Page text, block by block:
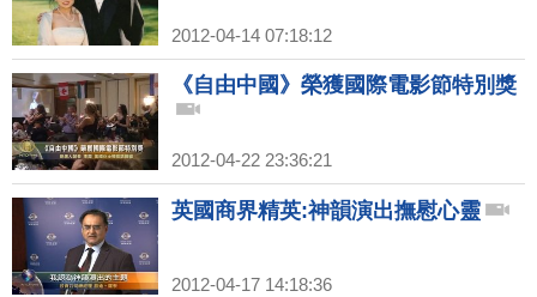
2012-04-14 07:18:12
《自由中國》榮獲國際電影節特別獎
2012-04-22 23:36:21
英國商界精英:神韻演出撫慰心靈
2012-04-17 14:18:36